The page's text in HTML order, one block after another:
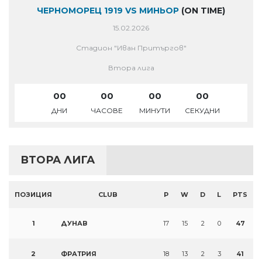
ЧЕРНОМОРЕЦ 1919 VS МИНЬОР (ON TIME)
15.02.2026
Стадион "Иван Притъргов"
Втора лига
00
ДНИ
00
ЧАСОВЕ
00
МИНУТИ
00
СЕКУДНИ
ВТОРА ЛИГА
ПОЗИЦИЯ CLUB P W D L PTS
1 ДУНАВ 17 15 2 0 47
2 ФРАТРИЯ 18 13 2 3 41